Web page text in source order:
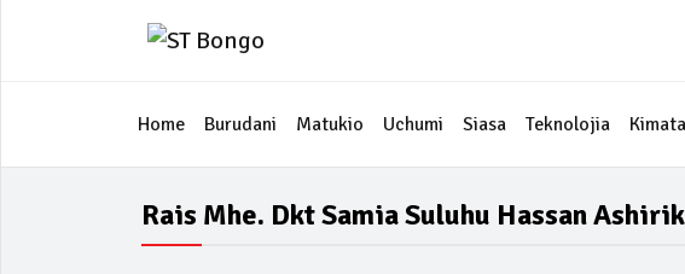
Home Burudani Matukio Uchumi Siasa Teknolojia
Rais Mhe. Dkt Samia Suluhu Hassan